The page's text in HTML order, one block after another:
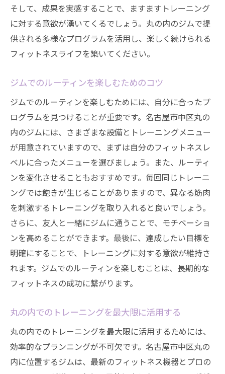
ジムの特徴と自分のフィットネススタイル
の一致
トレーナーと設備が目標達成に与える影響
丸の内で最適なジムを見つける方法
最適なジムで理想のボディを目指そう
名古屋市中区丸の内でジムを選ぶ際のポイント
ジムの立地とアクセスの重要性
設備やサービスの比較ポイント
料金プランの選び方と注意点
口コミや評判の活用法
見学や体験入会のメリット
丸の内でのジム選びで失敗しないためのヒ
ント
そして、成果を実感することで、ますますトレーニング
に対する意欲が湧いてくるでしょう。丸の内のジムで提
供される多様なプログラムを活用し、楽しく続けられる
フィットネスライフを築いてください。
ジムでのルーティンを楽しむためのコツ
ジムでのルーティンを楽しむためには、自分に合ったプ
ログラムを見つけることが重要です。名古屋市中区丸の
内のジムには、さまざまな設備とトレーニングメニュー
が用意されていますので、まずは自分のフィットネスレ
ベルに合ったメニューを選びましょう。また、ルーティ
ンを変化させることもおすすめです。毎回同じトレーニ
ングでは飽きが生じることがありますので、異なる筋肉
を刺激するトレーニングを取り入れると良いでしょう。
さらに、友人と一緒にジムに通うことで、モチベーショ
ンを高めることができます。最後に、達成したい目標を
明確にすることで、トレーニングに対する意欲が維持さ
れます。ジムでのルーティンを楽しむことは、長期的な
フィットネスの成功に繋がります。
丸の内でのトレーニングを最大限に活用する
丸の内でのトレーニングを最大限に活用するためには、
効率的なプランニングが不可欠です。名古屋市中区丸の
内に位置するジムは、最新のフィットネス機器とプロの